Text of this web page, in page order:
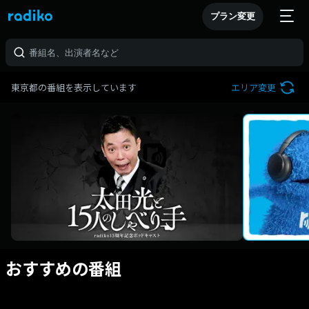
プラン変更
東京都の番組を表示しています エリア変更
おすすめの番組